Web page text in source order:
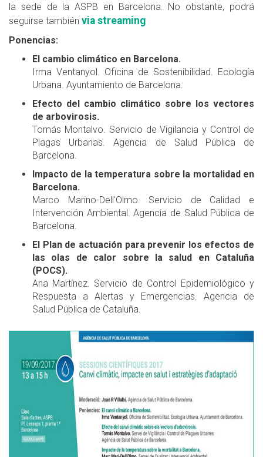
la sede de la ASPB en Barcelona. No obstante, podrá
seguirse también via streaming
Ponencias:
El cambio climático en Barcelona.
Irma Ventanyol. Oficina de Sostenibilidad. Ecología
Urbana. Ayuntamiento de Barcelona.
Efecto del cambio climático sobre los vectores
de arbovirosis.
Tomás Montalvo. Servicio de Vigilancia y Control de
Plagas Urbanas. Agencia de Salud Pública de
Barcelona.
Impacto de la temperatura sobre la mortalidad en
Barcelona.
Marco Marino-Dell'Olmo. Servicio de Calidad e
Intervención Ambiental. Agencia de Salud Pública de
Barcelona.
El Plan de actuación para prevenir los efectos de
las olas de calor sobre la salud en Cataluña
(POCS).
Ana Martínez. Servicio de Control Epidemiológico y
Respuesta a Alertas y Emergencias. Agencia de
Salud Pública de Cataluña.